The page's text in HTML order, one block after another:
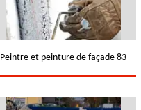
Peintre et peinture de façade 83